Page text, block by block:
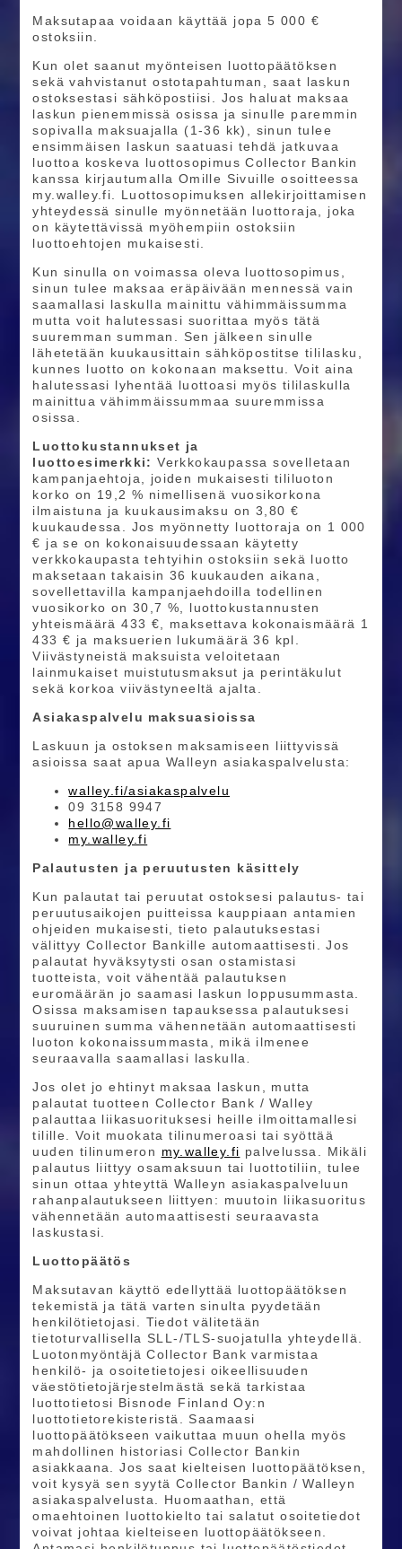
Maksutapaa voidaan käyttää jopa 5 000 €
ostoksiin.
Kun olet saanut myönteisen luottopäätöksen
sekä vahvistanut ostotapahtuman, saat laskun
ostoksestasi sähköpostiisi. Jos haluat maksaa
laskun pienemmissä osissa ja sinulle paremmin
sopivalla maksuajalla (1-36 kk), sinun tulee
ensimmäisen laskun saatuasi tehdä jatkuvaa
luottoa koskeva luottosopimus Collector Bankin
kanssa kirjautumalla Omille Sivuille osoitteessa
my.walley.fi. Luottosopimuksen allekirjoittamisen
yhteydessä sinulle myönnetään luottoraja, joka
on käytettävissä myöhempiin ostoksiin
luottoehtojen mukaisesti.
Kun sinulla on voimassa oleva luottosopimus,
sinun tulee maksaa eräpäivään mennessä vain
saamallasi laskulla mainittu vähimmäissumma
mutta voit halutessasi suorittaa myös tätä
suuremman summan. Sen jälkeen sinulle
lähetetään kuukausittain sähköpostitse tililasku,
kunnes luotto on kokonaan maksettu. Voit aina
halutessasi lyhentää luottoasi myös tililaskulla
mainittua vähimmäissummaa suuremmissa
osissa.
Luottokustannukset ja
luottoesimerkki:Verkkokaupassa sovelletaan
kampanjaehtoja, joiden mukaisesti tililuoton
korko on 19,2 % nimellisenä vuosikorkona
ilmaistuna ja kuukausimaksu on 3,80 €
kuukaudessa. Jos myönnetty luottoraja on 1 000
€ ja se on kokonaisuudessaan käytetty
verkkokaupasta tehtyihin ostoksiin sekä luotto
maksetaan takaisin 36 kuukauden aikana,
sovellettavilla kampanjaehdoilla todellinen
vuosikorko on 30,7 %, luottokustannusten
yhteismäärä 433 €, maksettava kokonaismäärä 1
433 € ja maksuerien lukumäärä 36 kpl.
Viivästyneistä maksuista veloitetaan
lainmukaiset muistutusmaksut ja perintäkulut
sekä korkoa viivästyneeltä ajalta.
Asiakaspalvelu maksuasioissa
Laskuun ja ostoksen maksamiseen liittyvissä
asioissa saat apua Walleyn asiakaspalvelusta:
walley.fi/asiakaspalvelu
09 3158 9947
hello@walley.fi
my.walley.fi
Palautusten ja peruutusten käsittely
Kun palautat tai peruutat ostoksesi palautus- tai
peruutusaikojen puitteissa kauppiaan antamien
ohjeiden mukaisesti, tieto palautuksestasi
välittyy Collector Bankille automaattisesti. Jos
palautat hyväksytysti osan ostamistasi
tuotteista, voit vähentää palautuksen
euromäärän jo saamasi laskun loppusummasta.
Osissa maksamisen tapauksessa palautuksesi
suuruinen summa vähennetään automaattisesti
luoton kokonaissummasta, mikä ilmenee
seuraavalla saamallasi laskulla
Jos olet jo ehtinyt maksaa laskun, mutta
palautat tuotteen Collector Bank / Walley
palauttaa liikasuorituksesi heille ilmoittamallesi
tilille. Voit muokata tilinumeroasi tai syöttää
uuden tilinumeron my.walley.fi palvelussa. Mikäli
palautus liittyy osamaksuun tai luottotiliin, tulee
sinun ottaa yhteyttä Walleyn asiakaspalveluun
rahanpalautukseen liittyen: muutoin liikasuoritus
vähennetään automaattisesti seuraavasta
laskustasi.
Luottopäätös
Maksutavan käyttö edellyttää luottopäätöksen
tekemistä ja tätä varten sinulta pyydetään
henkilötietojasi. Tiedot välitetään
tietoturvallisella SLL-/TLS-suojatulla yhteydellä.
Luotonmyöntäjä Collector Bank varmistaa
henkilö- ja osoitetietojesi oikeellisuuden
väestötietojärjestelmästä sekä tarkistaa
luottotietosi Bisnode Finland Oy:n
luottotietorekisteristä. Saamaasi
luottopäätökseen vaikuttaa muun ohella myös
mahdollinen historiasi Collector Bankin
asiakkaana. Jos saat kielteisen luottopäätöksen,
voit kysyä sen syytä Collector Bankin / Walleyn
asiakaspalvelusta. Huomaathan, että
omaehtoinen luottokielto tai salatut osoitetiedot
voivat johtaa kielteiseen luottopäätökseen.